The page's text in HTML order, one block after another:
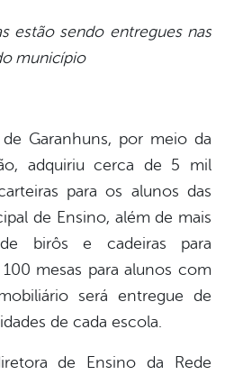
estão sendo entregues nas
município
Garanhuns, por meio da
adquiriu cerca de 5 mil
para os alunos das
de Ensino, além de mais
birôs e cadeiras para
mesas para alunos com
será entregue de
de cada escola.
de Ensino da Rede